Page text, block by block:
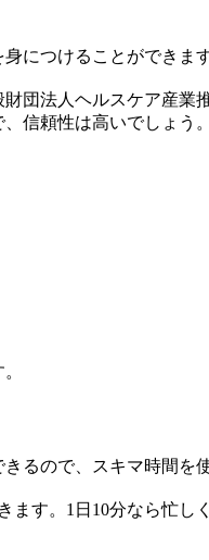
につけることができます
団法人ヘルスケア産
信頼性は高いでしょう。
るので、スキマ時間を
ます。1日10分なら忙し